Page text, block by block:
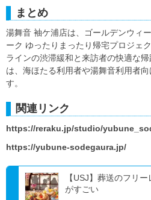
まとめ
湯舞音 袖ケ浦店は、ゴールデンウィ
ーク ゆったりまったり帰宅プロジェ
ラインの渋滞緩和と来訪者の快適な
は、海ほたる利用者や湯舞音利用者
す。
関連リンク
https://reraku.jp/studio/
https://yubune-sodegaura.jp/
【USJ】葬送のフリ
がすごい